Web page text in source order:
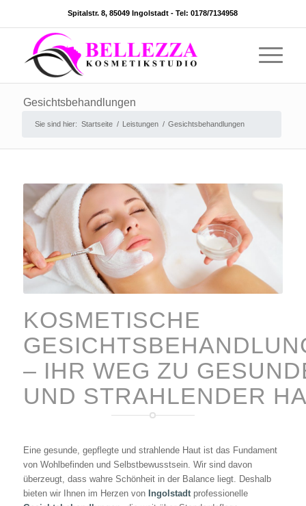
Spitalstr. 8, 85049 Ingolstadt -Tel: 0178/7134958
Gesichtsbehandlungen
Sie sind hier: Startseite / Leistungen / Gesichtsbehandlungen
KOSMETISCHE
– IHR WEG ZU
UND STRAHLENDER
Eine gesunde, gepflegte und strahlende Haut ist das Fundament
von Wohlbefinden und Selbstbewusstsein. Wir sind davon
überzeugt, dass wahre Schönheit in der Balance liegt. Deshalb
bieten wir Ihnen im Herzen von Ingolstadtprofessionelle